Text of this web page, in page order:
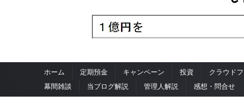
ホーム 定期預金 キャンペーン 投資 クラウド
幕間雑談
当ブログ解説 管理人解説 感想・問合せ